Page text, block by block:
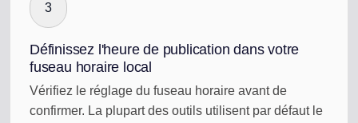
3
Définissez l'heure de publication dans votre
fuseau horaire local
Vérifiez le réglage du fuseau horaire avant de
confirmer. La plupart des outils utilisent par défaut le